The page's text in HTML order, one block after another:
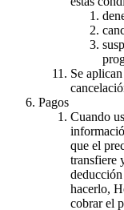
Se
Pagos
Cuando
que el
transfiere
hacerlo,
cobrar el